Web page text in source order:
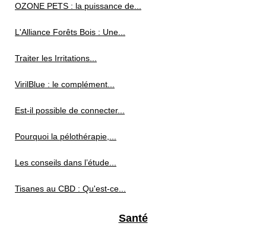
OZONE PETS : la puissance de...
L'Alliance Forêts Bois : Une...
Traiter les Irritations...
VirilBlue : le complément...
Est-il possible de connecter...
Pourquoi la pélothérapie,...
Les conseils dans l’étude...
Tisanes au CBD : Qu'est-ce...
Santé